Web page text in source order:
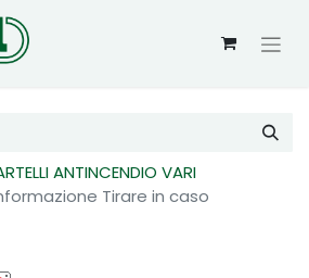
ANTINCENDIO VARI
Tirare in caso